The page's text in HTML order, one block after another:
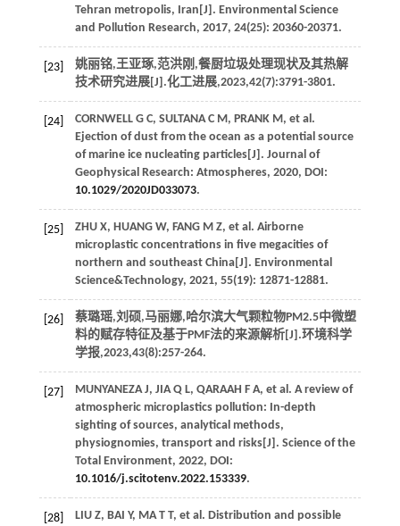
Tehran metropolis, Iran[J]. Environmental Science
and Pollution Research, 2017, 24(25): 20360-20371.
[23]
姚丽铭,王亚琢,范洪刚,餐厨垃圾处理现状及其热解
技术研究进展[J].化工进展,2023,42(7):3791-3801.
[24] CORNWELL G C, SULTANA C M, PRANK M, et al.
Ejection of dust from the ocean as a potential source
of marine ice nucleating particles[J]. Journal of
Geophysical Research: Atmospheres, 2020, DOI:
10.1029/2020JD033073.
[25] ZHU X, HUANG W, FANG M Z, et al. Airborne
microplastic concentrations in five megacities of
northern and southeast China[J]. Environmental
Science&Technology, 2021, 55(19): 12871-12881.
[26]
蔡璐瑶,刘硕,马丽娜,哈尔滨大气颗粒物PM2.5中微塑
料的赋存特征及基于PMF法的来源解析[J].环境科学
学报,2023,43(8):257-264.
[27] MUNYANEZA J, JIA Q L, QARAAH F A, et al. A review of
atmospheric microplastics pollution: In-depth
sighting of sources, analytical methods,
physiognomies, transport and risks[J]. Science of the
Total Environment, 2022, DOI:
10.1016/j.scitotenv.2022.153339.
[28] LIU Z, BAI Y, MA T T, et al. Distribution and possible